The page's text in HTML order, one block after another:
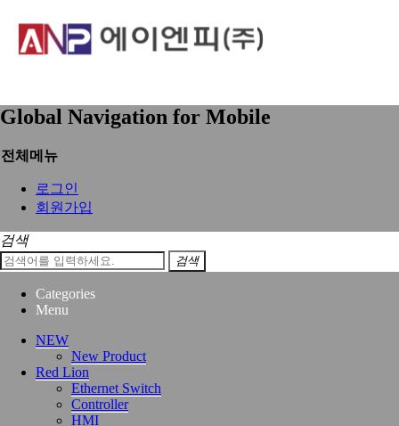
Global Navigation for Mobile
전체메뉴
로그인
회원가입
검색
검색
Categories
Menu
NEW
New Product
Red Lion
Ethernet Switch
Controller
HMI
HOME
공지사항
2019.11.18
작성자
조회
2,842
신용카드 결재 연계시스템 중단으로 인하여, 온라인 판매는
구매 관련하여서는 당사로 전화 또는 팩스 연락 주세요. 감사
Powered byBBS e-Board
목록
이전글
구매 및 결재 전에 반드시 재고 유무를 확인